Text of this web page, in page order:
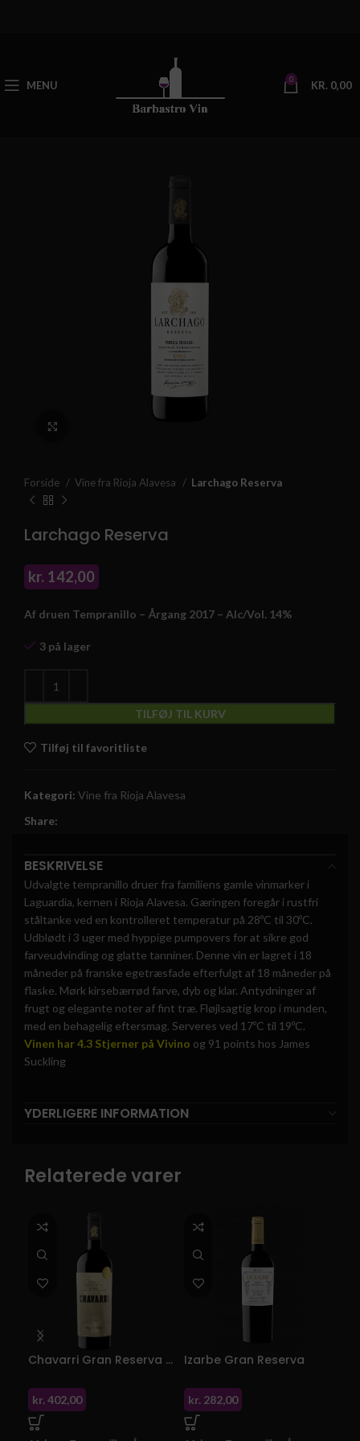
MENU 0 KR. 0,00
Forside Vine fra Rioja Alavesa Larchago Reserva
Larchago Reserva
kr. 142,00
Af druen Tempranillo – Årgang 2017 – Alc/Vol. 14%
3 på lager
TILFØJ TIL KURV
Tilføj til favoritliste
Kategori: Vine fra Rioja Alavesa
Share:
BESKRIVELSE
Udvalgte tempranillo druer fra familiens gamle vinmarker i
Laguardia, kernen i Rioja Alavesa. Gæringen foregår i rustfri
ståltanke ved en kontrolleret temperatur på 28ºC til 30ºC.
Udblødt i 3 uger med hyppige pumpovers for at sikre god
farveudvinding og glatte tanniner. Denne vin er lagret i 18
måneder på franske egetræsfade efterfulgt af 18 måneder på
flaske. Mørk kirsebærrød farve, dyb og klar. Antydninger af
frugt og elegante noter af fint træ. Fløjlsagtig krop i munden,
med en behagelig eftersmag. Serveres ved 17ºC til 19ºC.
Vinen har 4.3 Stjerner på Vivino og 91 points hos James
Suckling
YDERLIGERE INFORMATION
Relaterede varer
Chavarri Gran Reserva 2008
kr.402,00
Izarbe Gran Reserva
kr. 282,00